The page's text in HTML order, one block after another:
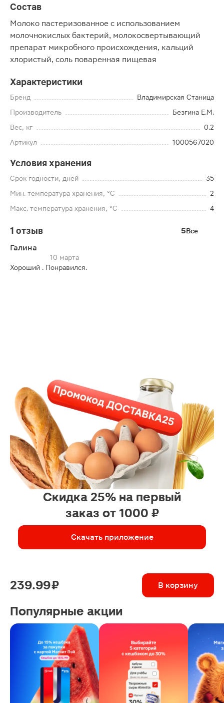
Состав
Молоко пастеризованное с использованием
молочнокислых бактерий, молокосвертывающий
препарат микробного происхождения, кальций
хлористый, соль поваренная пищевая
Характеристики
Бренд
Владимирская Станица
Производитель
Безгина Е.М.
Вес, кг
0.2
Артикул
1000567020
Условия хранения
Срок годности, дней
35
Мин. температура хранения, °C
2
Макс. температура хранения, °C
4
1 отзыв 5Все
Галина
10 марта
Хороший . Понравился.
Скидка 25% на первый
заказ от 1000 ₽
Скачать приложение
239.99 ₽ В корзину
Популярные акции